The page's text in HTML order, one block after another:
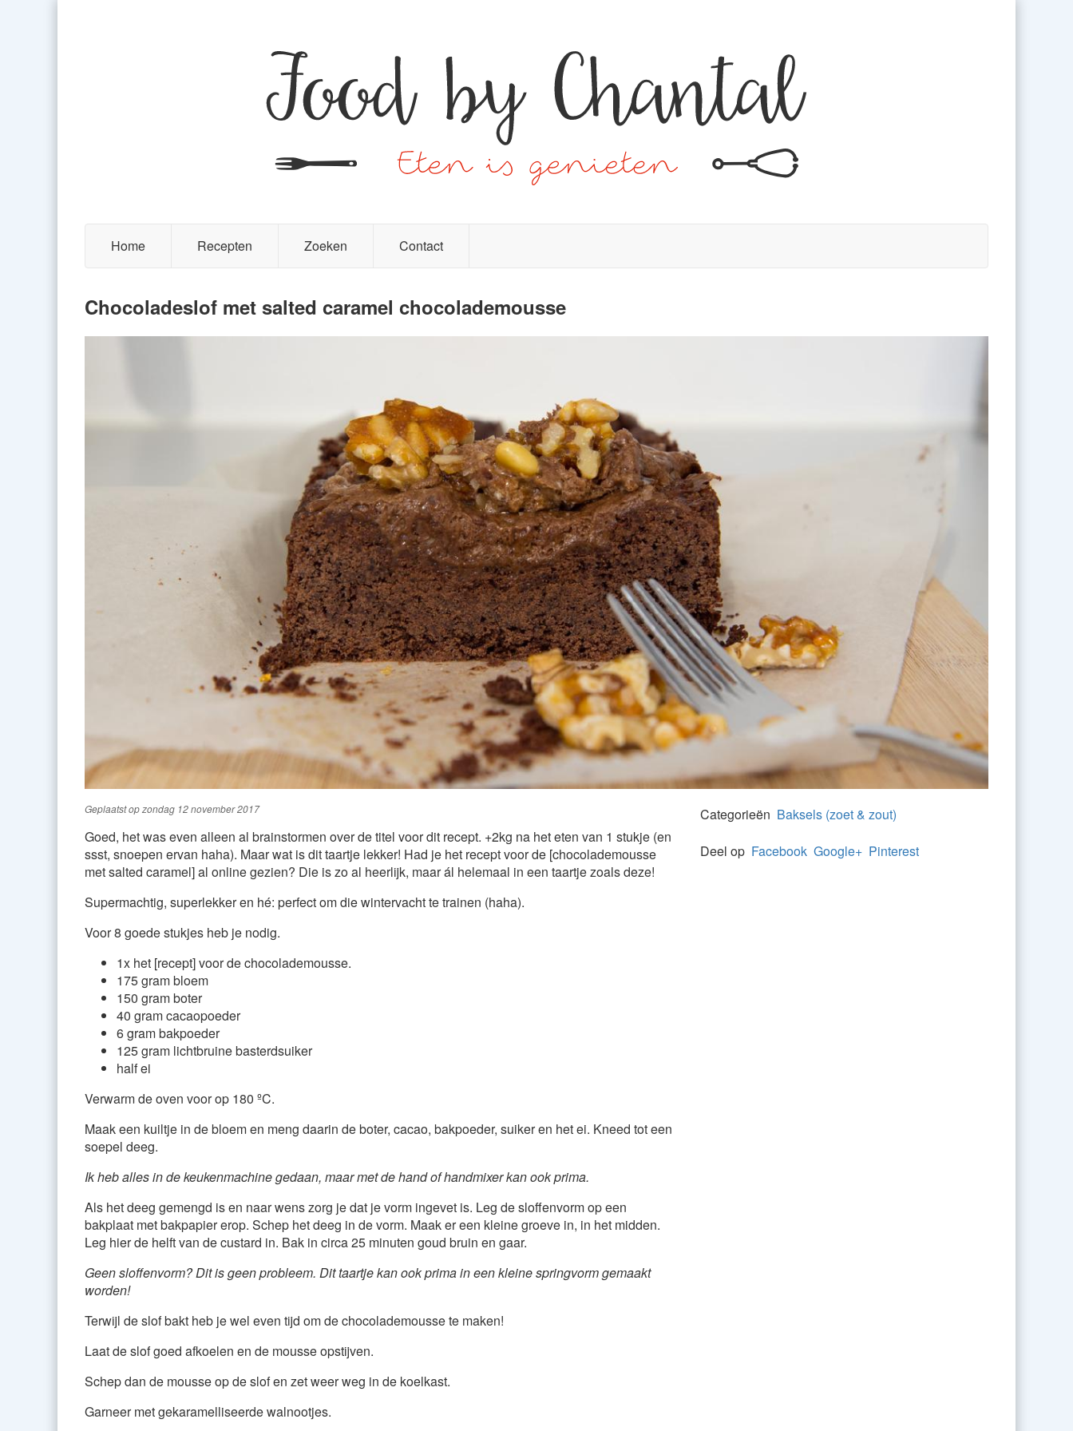
Home Recepten Zoeken Contact
Chocoladeslof met salted caramel chocolademousse
Geplaatst opzondag 12 november 2017
Goed, het was even alleen al brainstormen over de titel voor dit recept. +2kg na het eten van 1 stukje (en
ssst, snoepen ervan haha). Maar wat is dit taartje lekker! Had je het recept voor de [chocolademousse
met salted caramel] al online gezien? Die is zo al heerlijk, maar ál helemaal in een taartje zoals deze!
Supermachtig, superlekker en hé: perfect om die wintervacht te trainen (haha).
Voor 8 goede stukjes heb je nodig.
1x het [recept] voor de chocolademousse.
175 gram bloem
150 gram boter
40 gram cacaopoeder
6 gram bakpoeder
125 gram lichtbruine basterdsuiker
half ei
Verwarm de oven voor op 180 ºC.
Maak een kuiltje in de bloem en meng daarin de boter, cacao, bakpoeder, suiker en het ei. Kneed tot een
soepel deeg.
Ik heb alles in de keukenmachine gedaan, maar met de hand of handmixer kan ook prima.
Als het deeg gemengd is en naar wens zorg je dat je vorm ingevet is. Leg de sloffenvorm op een
bakplaat met bakpapier erop. Schep het deeg in de vorm. Maak er een kleine groeve in, in het midden.
Leg hier de helft van de custard in. Bak in circa 25 minuten goud bruin en gaar.
Geen sloffenvorm? Dit is geen probleem. Dit taartje kan ook prima in een kleine springvorm gemaakt
worden!
Terwijl de slof bakt heb je wel even tijd om de chocolademousse te maken!
Laat de slof goed afkoelen en de mousse opstijven.
Schep dan de mousse op de slof en zet weer weg in de koelkast.
Garneer met gekaramelliseerde walnootjes.
Categorieën Baksels (zoet & zout)
Deel op Facebook Google+ Pinterest